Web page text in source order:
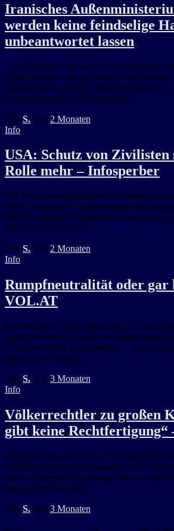
Iranisches
werden keine feindselige
unbeantwortet lassen
… Völkerrecht betrachtete. Sie merkte an,
Entwicklungen, die mit einem von Pakistan
diplomatischen Prozess zusammenfallen …
Völkerrecht https://ift.tt/BSYcidu
Von S., vor 2 Monaten
Info
USA: Schutz von Zivilisten
Rolle mehr – Infosperber
UN-Menschenrechtsexperten forderten
wegen möglicher Verstösse gegen das
Mehr als politische Symbolik. from Google
https://ift.tt/UaFwvsP
Von S., vor 2 Monaten
Info
Rumpfneutralität oder gar
VOL.AT
Relevant seien die Artikel 5 und 13 des
ansonsten handle es sich um
“Völkerrechtlich ist Österreich … from
https://ift.tt/YVk6a41
Von S., vor 3 Monaten
Info
Völkerrechtler zu großen
gibt keine Rechtfertigung“
Christoph Vedder war bis 2015 Inhaber des
Öffentliches Recht, Europarecht und
an der Universität Augsburg. from Google
https://ift.tt/HBo52dS
Von S., vor 3 Monaten